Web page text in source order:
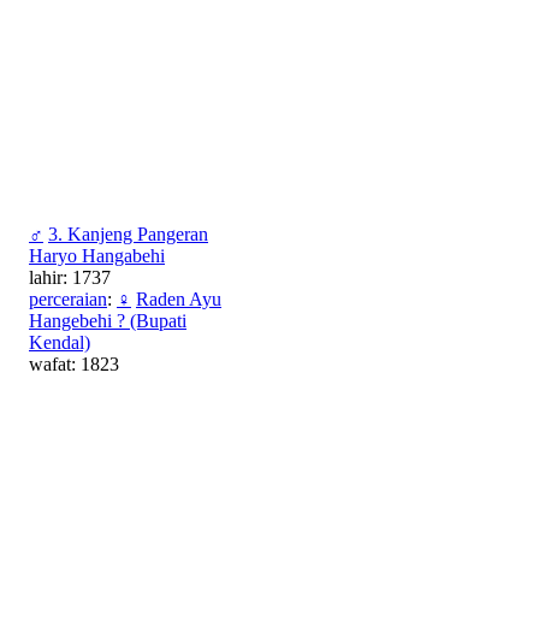
♂ 3. Kanjeng Pangeran
Haryo Hangabehi
lahir: 1737
perceraian: ♀ Raden Ayu
Hangebehi ? (Bupati
Kendal)
wafat: 1823